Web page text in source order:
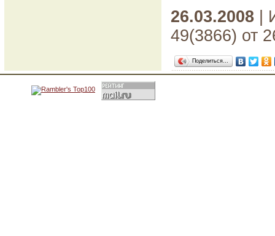
26.03.2008 |
49(3866) от
Поделиться…